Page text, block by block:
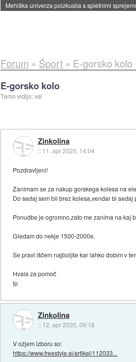
Evropska vesoljska agencija razvija svojo
Forum » Šport» E-gorsko kolo
E-gorsko kolo
Temo vidijo: vsi
Zinkolina
:: 11. apr 2020, 14:04
Pozdravljeni!
Zanimam se za nakup gorskega kolesa na
Do sedaj sem bil brez kolesa,vendar bi
Ponudbe je ogromno,zato me zanima na kaj
Gledam do nekje 1500-2000e.
Se pravi iščem najboljše kar lahko dobim v
Hvala za pomoč
lp
Zinkolina
:: 12. apr 2020, 09:18
V ožjem izboru so:
https://www.freestyle.si/artikel/112033...